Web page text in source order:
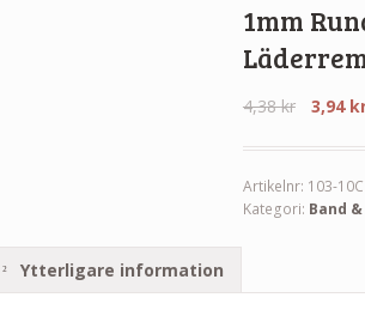
1mm
4,38kr 3,94
Artikelnr: 103-10C
Kategori: Band
Ytterligare information